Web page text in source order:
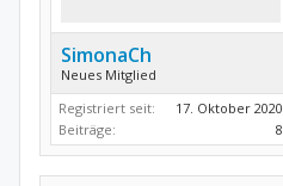
SimonaCh
Neues Mitglied
Registriert seit:
17. Oktober 2020
Beiträge:
8